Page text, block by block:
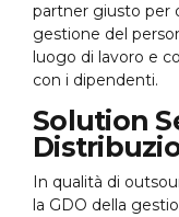
partner giusto per
gestione del
luogo di lavoro e
con i dipendenti.
Solution
In qualità di
la GDO della